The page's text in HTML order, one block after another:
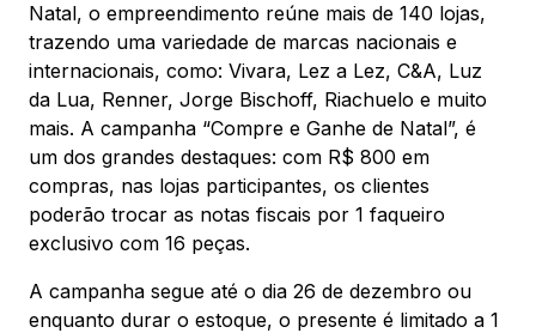
Natal, o empreendimento reúne mais de 140 lojas,
trazendo uma variedade de marcas nacionais e
internacionais, como: Vivara, Lez a Lez, C&A, Luz
da Lua, Renner, Jorge Bischoff, Riachuelo e muito
mais. A campanha “Compre e Ganhe de Natal”, é
um dos grandes destaques: com R$ 800 em
compras, nas lojas participantes, os clientes
poderão trocar as notas fiscais por 1 faqueiro
exclusivo com 16 peças.
A campanha segue até o dia 26 de dezembro ou
enquanto durar o estoque, o presente é limitado a 1